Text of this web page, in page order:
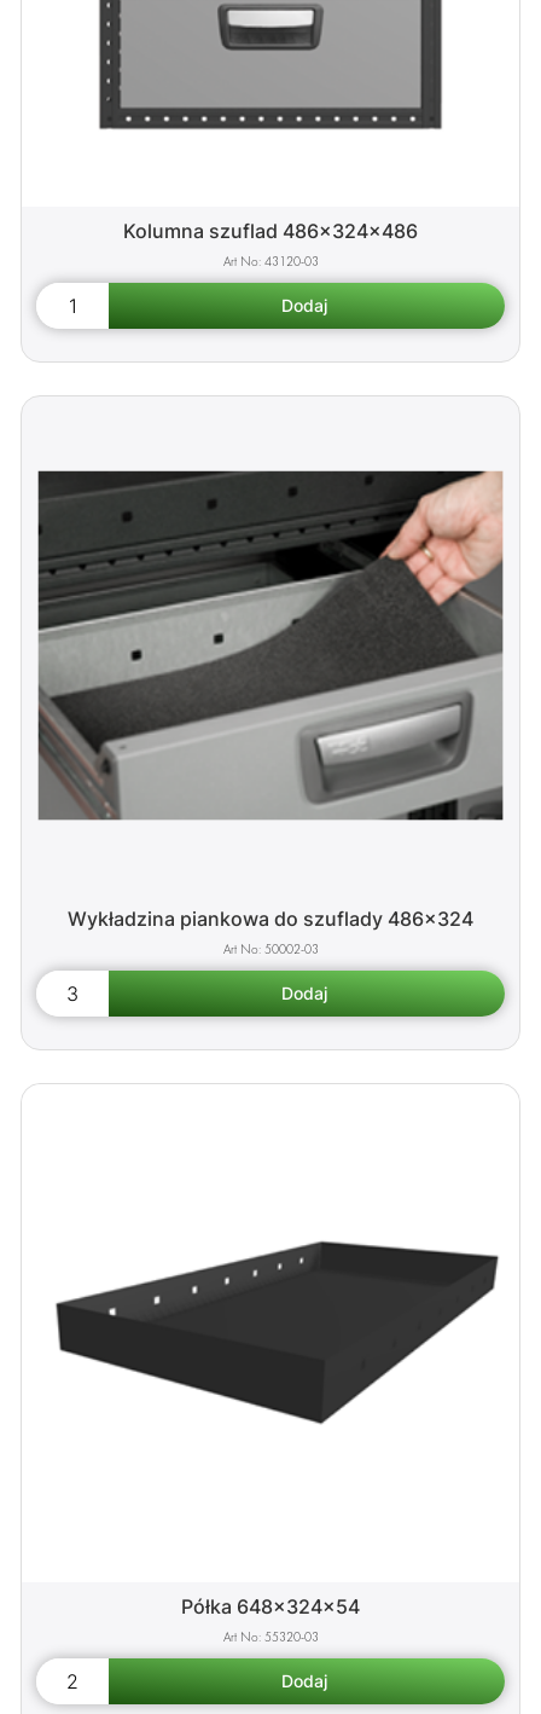
Kolumna szuflad 486x324x486
43120-03
Wykładzina piankowa do szuflady 486x324
50002-03
Półka 648x324x54
55320-03